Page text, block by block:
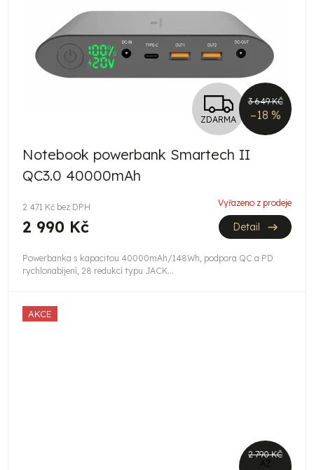
Z
D
A
M
A
ZDARMA
3 649 KČ
–18 %
Notebook powerbank Smartech II
QC3.0 40000mAh
2 471 Kč bez DPH
2 990 Kč
Vyřazeno z prodeje
Detail
Powerbanka s kapacitou 40000mAh/148Wh, podpora QC a PD
rychlonabíjení, 28 redukcí typu JACK...
AKCE
2 790 KČ
AŽ